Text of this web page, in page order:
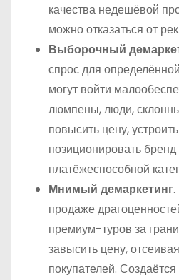
качества недешёвой
можно отказаться от
Выборочный
спрос для
могут войти
люмпены, люди,
повысить цену,
позиционировать
платёжеспособной
Мнимый демаркетинг.
продаже
премиум-туров за
завысить цену,
покупателей.